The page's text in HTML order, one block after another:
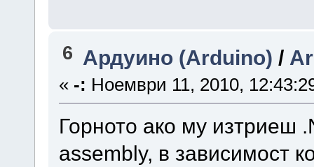
6 Ардуино (Arduino) /
« -: Ноември 11, 2010,
Горното ако му изтриеш
assembly, в зависимост